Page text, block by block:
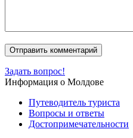
Задать вопрос!
Информация о Молдове
Путеводитель туриста
Вопросы и ответы
Достопримечательности